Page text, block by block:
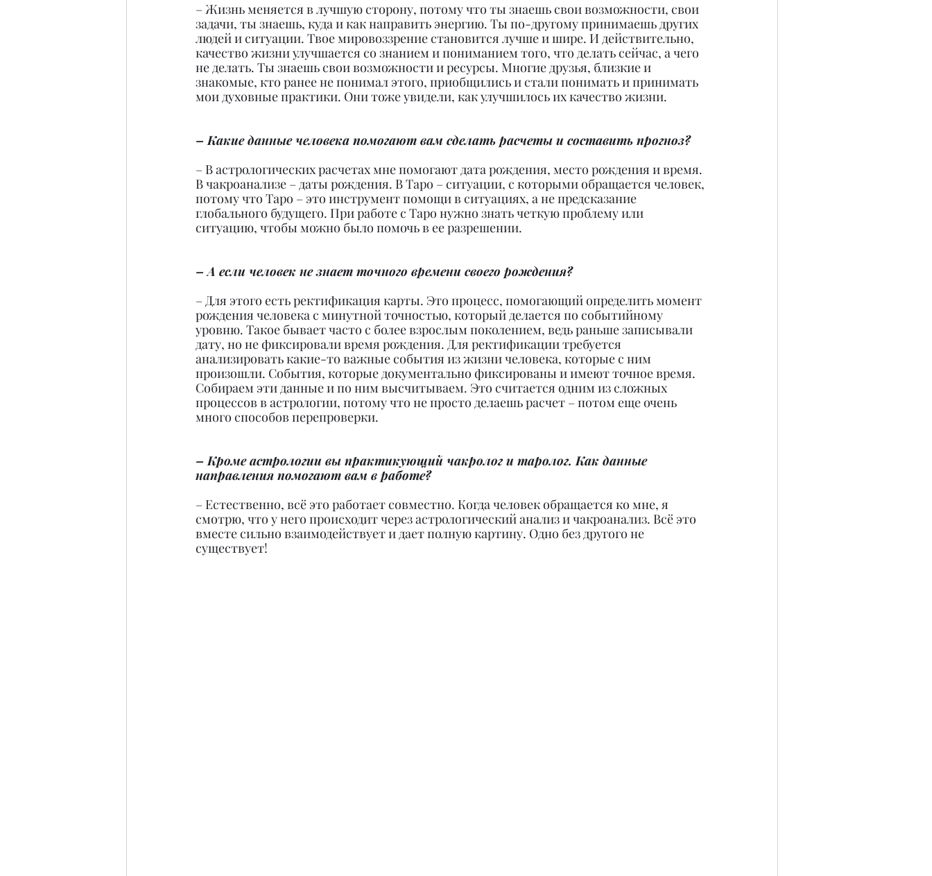
– Жизнь меняется в лучшую сторону, потому что ты знаешь свои возможности, свои
задачи, ты знаешь, куда и как направить энергию. Ты по-другому принимаешь других
людей и ситуации. Твое мировоззрение становится лучше и шире. И действительно,
качество жизни улучшается со знанием и пониманием того, что делать сейчас, а чего
не делать. Ты знаешь свои возможности и ресурсы. Многие друзья, близкие и
знакомые, кто ранее не понимал этого, приобщились и стали понимать и принимать
мои духовные практики. Они тоже увидели, как улучшилось их качество жизни.
– Какие данные человека помогают вам сделать расчеты и составить прогноз?
– В астрологических расчетах мне помогают дата рождения, место рождения и время.
В чакроанализе – даты рождения. В Таро – ситуации, с которыми обращается человек,
потому что Таро – это инструмент помощи в ситуациях, а не предсказание
глобального будущего. При работе с Таро нужно знать четкую проблему или
ситуацию, чтобы можно было помочь в ее разрешении.
– А если человек не знает точного времени своего рождения?
– Для этого есть ректификация карты. Это процесс, помогающий определить момент
рождения человека с минутной точностью, который делается по событийному
уровню. Такое бывает часто с более взрослым поколением, ведь раньше записывали
дату, но не фиксировали время рождения. Для ректификации требуется
анализировать какие-то важные события из жизни человека, которые с ним
произошли. События, которые документально фиксированы и имеют точное время.
Собираем эти данные и по ним высчитываем. Это считается одним из сложных
процессов в астрологии, потому что не просто делаешь расчет – потом еще очень
много способов перепроверки.
– Кроме астрологии вы практикующий чакролог и таролог. Как данные
направления помогают вам в работе?
– Естественно, всё это работает совместно. Когда человек обращается ко мне, я
смотрю, что у него происходит через астрологический анализ и чакроанализ. Всё это
вместе сильно взаимодействует и дает полную картину. Одно без другого не
существует!